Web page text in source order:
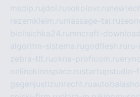
msdip.ru jdol.rusokolovr.ru
rezemkleim.ru massage-tai.ru
biolisichka24.ru mncraft-
algoritm-sistema.rugodflesh.ru
zebra-tlt.ruokna-proficom.ru
onlinekinospace.rustartupstudio-
gegenjustizunrecht.ru